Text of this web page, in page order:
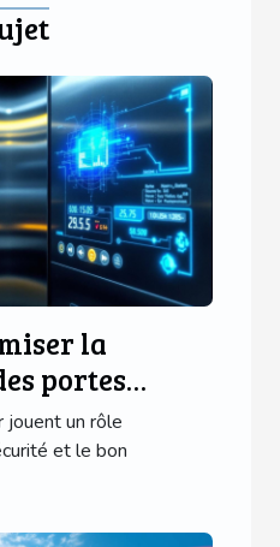
la
portes
des
?
jouent un rôle
et le bon